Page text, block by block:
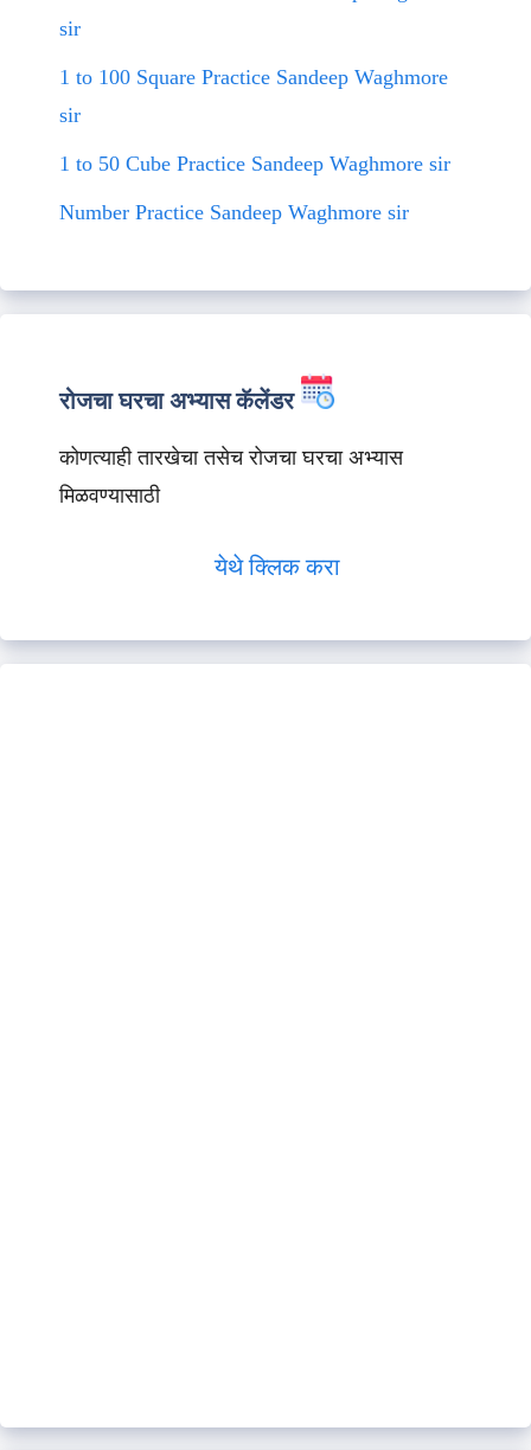
sir
1 to 100 Square Practice Sandeep Waghmore
sir
1 to 50 Cube Practice Sandeep Waghmore sir
Number Practice Sandeep Waghmore sir
रोजचा घरचा अभ्यास कॅलेंडर
कोणत्याही तारखेचा तसेच रोजचा घरचा अभ्यास
मिळवण्यासाठी
येथे क्लिक करा